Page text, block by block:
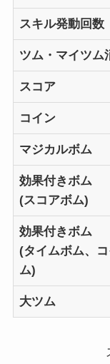
スキル発動回数
ツム・マイツム
スコア
コイン
マジカルボム
効果付きボム
(スコアボム)
効果付きボム
(タイムボム、
ム)
大ツム